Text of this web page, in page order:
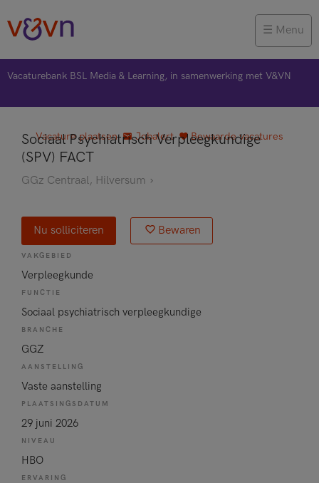
Menu
Vacaturebank BSL Media & Learning, in samenwerking met V&VN
Vacature plaatsen Jobalert Bewaarde vacatures
Sociaal Psychiatrisch Verpleegkundige
(SPV) FACT
GGz Centraal, Hilversum
Nu solliciteren Bewaren
VAKGEBIED
Verpleegkunde
FUNCTIE
Sociaal psychiatrisch verpleegkundige
BRANCHE
GGZ
AANSTELLING
Vaste aanstelling
PLAATSINGSDATUM
29 juni 2026
NIVEAU
HBO
ERVARING